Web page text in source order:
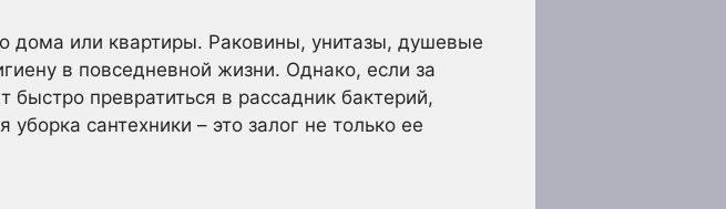
дома или квартиры. Раковины, унитазы, душевые
в повседневной жизни. Однако, если за
превратиться в рассадник бактерий,
сантехники – это залог не только ее